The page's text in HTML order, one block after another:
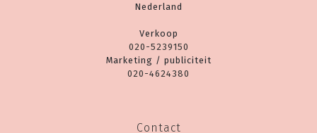
Nederland
Verkoop
020-5239150
Marketing / publiciteit
020-4624380
Contact